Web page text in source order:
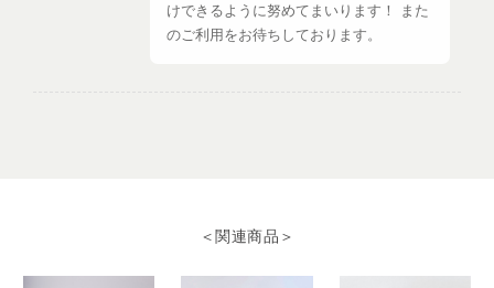
けできるように努めてまいります！ また
のご利用をお待ちしております。
プレゼント用に購入させていただきました。 早速、手配していた
＜関連商品＞